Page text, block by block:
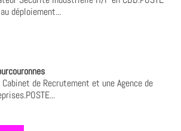
déploiement...
de Recrutement et une Agence de